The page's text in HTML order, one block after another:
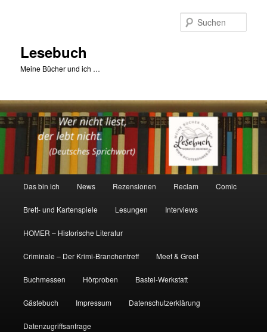
Lesebuch
Meine Bücher und ich …
Das bin ich News Rezensionen Reclam Comic
Brett- und Kartenspiele Lesungen Interviews
HOMER – Historische Literatur
Criminale – Der Krimi-Branchentreff Meet & Greet
Buchmessen Hörproben Bastel-Werkstatt
Gästebuch Impressum Datenschutzerklärung
Datenzugriffsanfrage